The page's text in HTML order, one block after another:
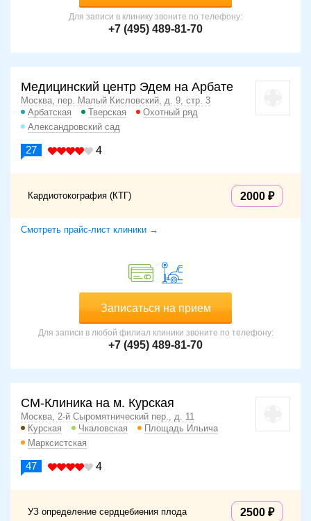
Для записи в клинику звоните по телефону:
+7 (495) 489-81-70
Медицинский центр Эдем на Арбате
Москва, пер. Малый Кисловский, д. 9, стр. 3
Арбатская
Тверская
Охотный ряд
Александровский сад
27 4
Кардиотокография (КТГ) 2000
Смотреть прайс-лист клиники →
Записаться на прием
Для записи в любой филиал клиники звоните по телефону:
+7 (495) 489-81-70
СМ-Клиника на м. Курская
Москва, 2-й Сыромятнический пер., д. 11
Курская
Чкаловская
Площадь Ильича
Марксистская
47 4
УЗ определение сердцебиения плода 2500